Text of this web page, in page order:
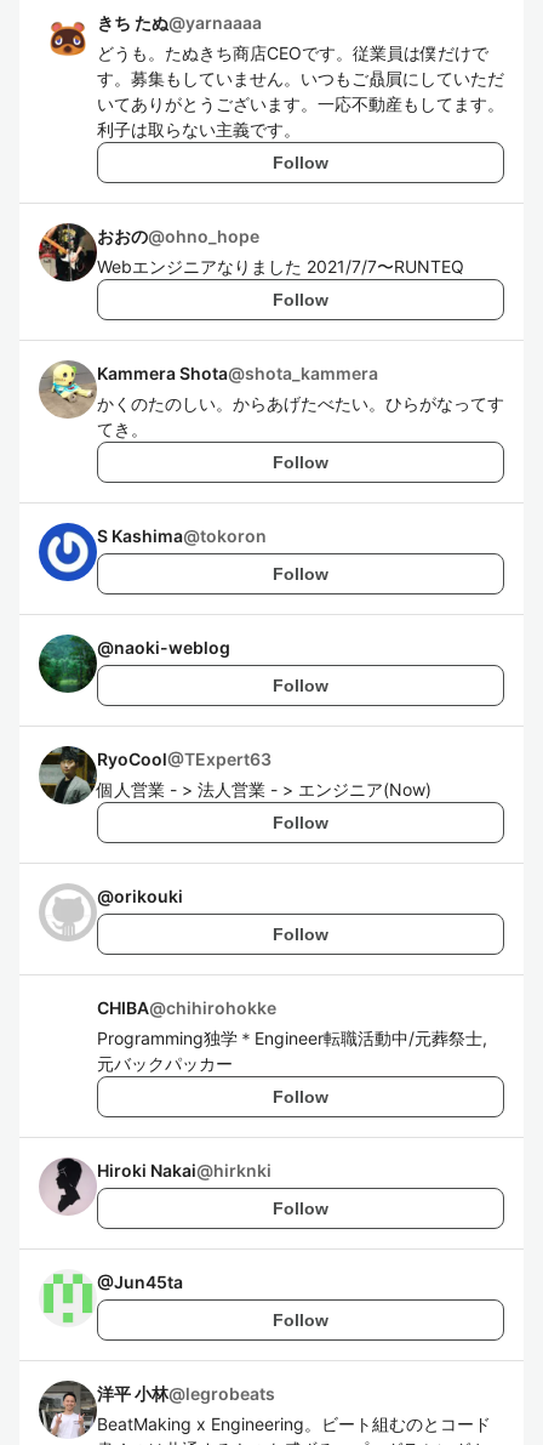
きち たぬ@yarnaaaa
どうも。たぬきち商店CEOです。従業員は僕だけで
す。募集もしていません。いつもご贔屓にしていただ
いてありがとうございます。一応不動産もしてます。
利子は取らない主義です。
Follow
おおの@ohno_hope
Webエンジニアなりました 2021/7/7〜RUNTEQ
Follow
Kammera Shota@shota_kammera
かくのたのしい。からあげたべたい。ひらがなってす
てき。
Follow
S Kashima@tokoron
Follow
@naoki-weblog
Follow
RyoCool@TExpert63
個人営業 - > 法人営業 - > エンジニア(Now)
Follow
@orikouki
Follow
CHIBA@chihirohokke
Programming独学＊Engineer転職活動中/元葬祭士,
元バックパッカー
Follow
Hiroki Nakai@hirknki
Follow
@Jun45ta
Follow
洋平 小林@legrobeats
BeatMaking x Engineering。ビート組むのとコード